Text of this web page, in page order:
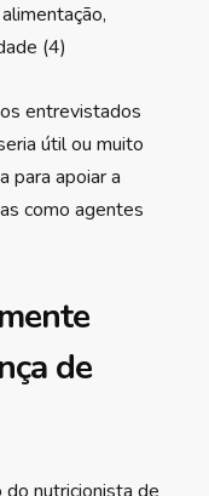
(4)
entrevistados
útil ou muito
para apoiar a
como agentes
de